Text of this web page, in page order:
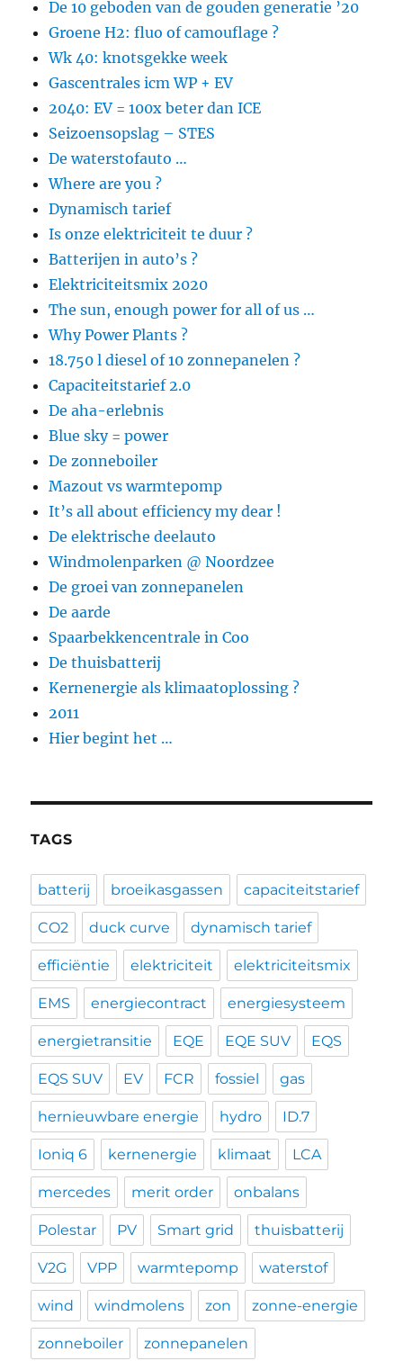
De 10 geboden van de gouden generatie ’20
Groene H2: fluo of camouflage ?
Wk 40: knotsgekke week
Gascentrales icm WP + EV
2040: EV = 100x beter dan ICE
Seizoensopslag – STES
De waterstofauto …
Where are you ?
Dynamisch tarief
Is onze elektriciteit te duur ?
Batterijen in auto’s ?
Elektriciteitsmix 2020
The sun, enough power for all of us …
Why Power Plants ?
18.750 l diesel of 10 zonnepanelen ?
Capaciteitstarief 2.0
De aha-erlebnis
Blue sky = power
De zonneboiler
Mazout vs warmtepomp
It’s all about efficiency my dear !
De elektrische deelauto
Windmolenparken @ Noordzee
De groei van zonnepanelen
De aarde
Spaarbekkencentrale in Coo
De thuisbatterij
Kernenergie als klimaatoplossing ?
2011
Hier begint het …
TAGS
batterij broeikasgassen capaciteitstarief
CO2 duck curve dynamisch tarief
efficiëntie elektriciteit elektriciteitsmix
EMS energiecontract energiesysteem
energietransitie EQE EQE SUV EQS
EQS SUV EV FCR fossiel gas
hernieuwbare energie hydro ID.7
Ioniq 6 kernenergie klimaat LCA
mercedes merit order onbalans
Polestar PV Smart grid thuisbatterij
V2G VPP warmtepomp waterstof
wind windmolens zon zonne-energie
zonneboiler zonnepanelen